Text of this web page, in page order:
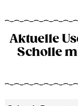
Aktuelle
Scholle